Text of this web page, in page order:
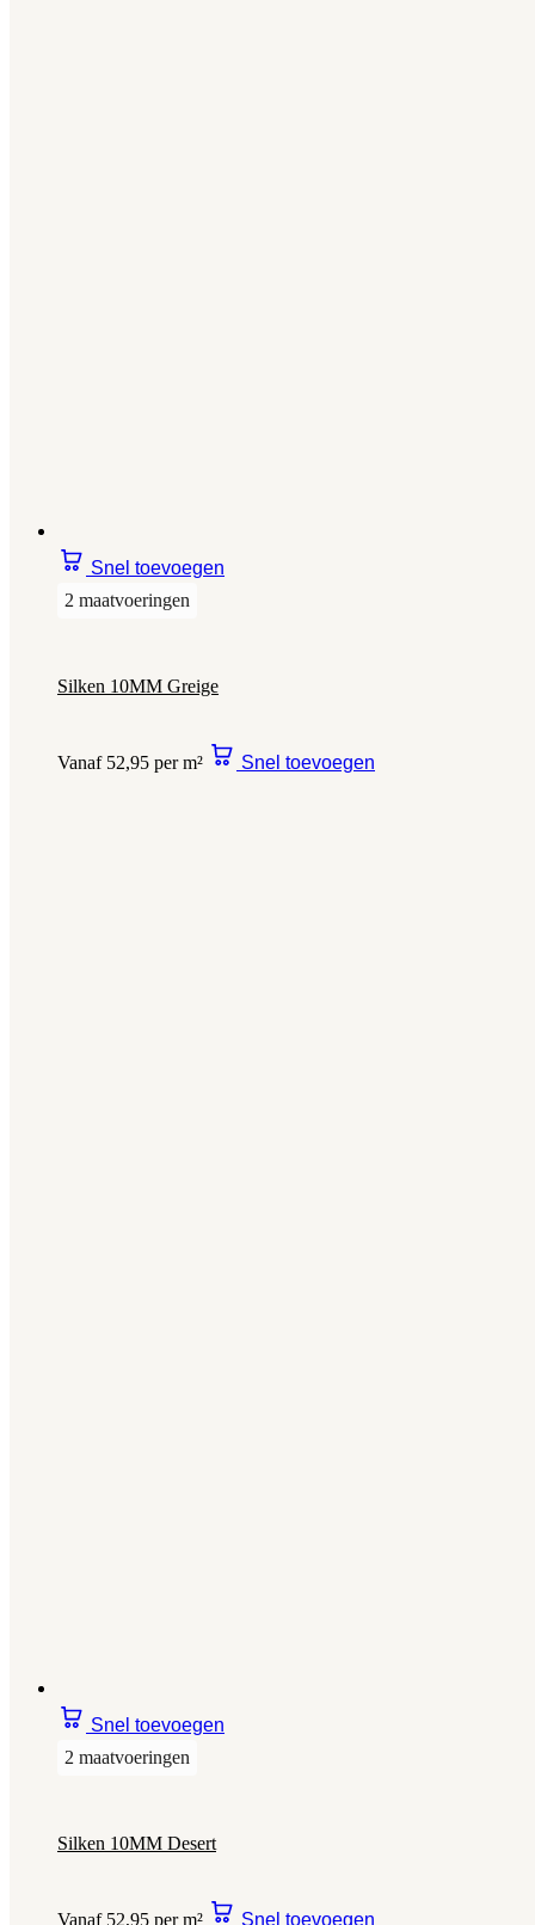
Snel toevoegen
2 maatvoeringen
Silken 10MM Greige
Vanaf 52,95 per m² Snel toevoegen
Snel toevoegen
2 maatvoeringen
Silken 10MM Desert
Vanaf 52,95 per m² Snel toevoegen